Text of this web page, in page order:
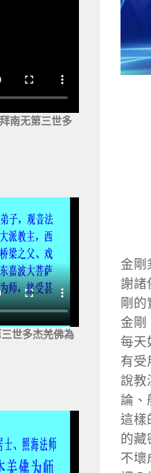
金剛
謝諸
剛
金剛
每天
有受
說教
論、
這樣
的藏
不壞
南无第三世多
世多杰羌佛為